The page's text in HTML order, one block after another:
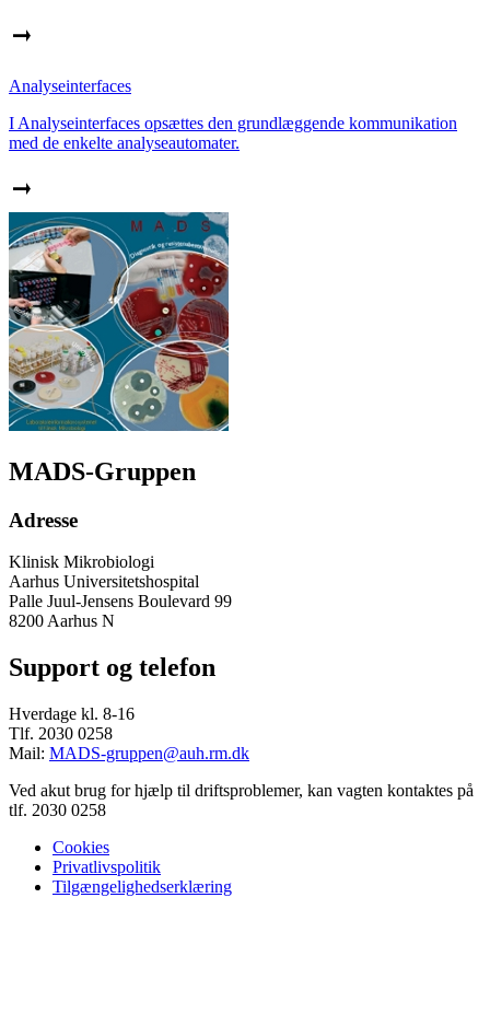
Analyseinterfaces
I Analyseinterfaces opsættes den grundlæggende kommunikation
med de enkelte analyseautomater.
MADS-Gruppen
Adresse
Klinisk Mikrobiologi
Aarhus Universitetshospital
Palle Juul-Jensens Boulevard 99
8200 Aarhus N
Support og telefon
Hverdage kl. 8-16
Tlf. 2030 0258
Mail: MADS-gruppen@auh.rm.dk
Ved akut brug for hjælp til driftsproblemer, kan vagten kontaktes på
tlf. 2030 0258
Cookies
Privatlivspolitik
Tilgængelighedserklæring